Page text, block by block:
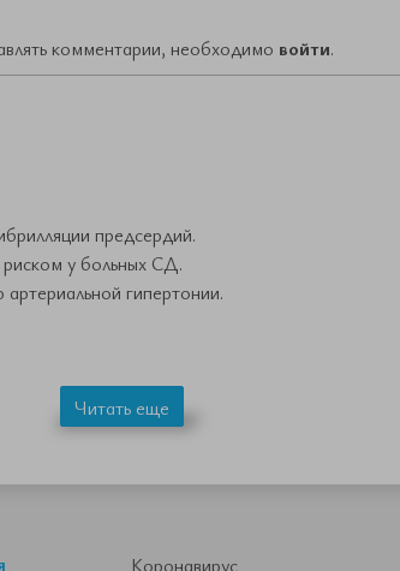
комментарии, необходимо войти.
предсердий.
у больных СД.
гипертонии.
Читать еще
Коронавирус